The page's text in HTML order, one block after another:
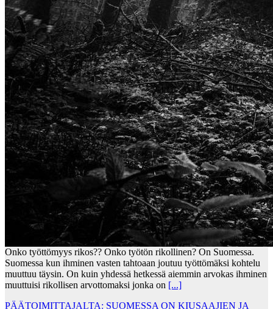
Onko työttömyys rikos?? Onko työtön rikollinen? On Suomessa.
Suomessa kun ihminen vasten tahtoaan joutuu työttömäksi kohtelu
muuttuu täysin. On kuin yhdessä hetkessä aiemmin arvokas ihminen
muuttuisi rikollisen arvottomaksi jonka on [...]
PÄÄTOIMITTAJALTA: SUOMESSA ON KIUSAAJIEN JA